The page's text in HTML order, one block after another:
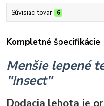
Súvisiaci tovar 6
Kompletné špecifikácie
Menšie lepené
"Insect"
Dodacia lehota je